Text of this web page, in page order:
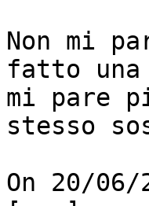
Non mi
fatto una
mi pare
stesso
On 20/